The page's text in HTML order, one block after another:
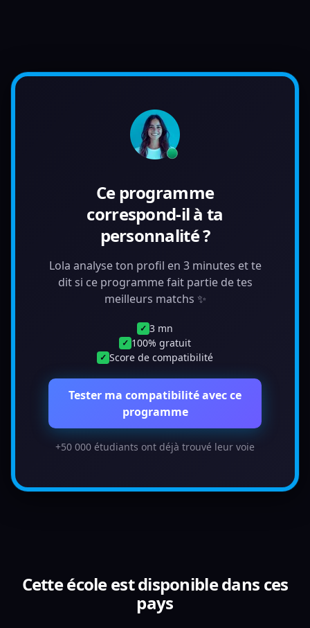
Ce programme
correspond-il à ta
personnalité ?
Lola analyse ton profil en 3 minutes et te
dit si ce programme fait partie de tes
meilleurs matchs ✨
✓ 3 mn
✓ 100% gratuit
✓ Score de compatibilité
Tester ma compatibilité avec ce
programme
+50 000 étudiants ont déjà trouvé leur voie
Cette école est disponible dans ces
pays